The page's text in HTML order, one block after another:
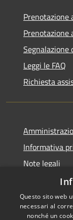
Prenotazione
Prenotazione
Segnalazione
Leggi le FAQ
Richiesta
Informativa
Note legali
Questo sito web
necessari al
nonché un